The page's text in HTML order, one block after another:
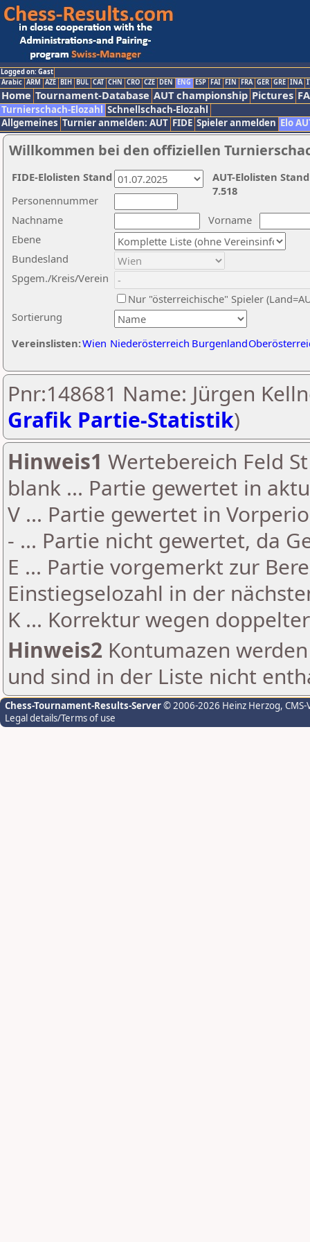
Logged on: Gast
Arabic ARM AZE BIH BUL CAT CHN CRO CZE DEN ENG ESP FAI FIN FRA GER GRE INA
Home Tournament-Database AUT championship Pictures
Turnierschach-Elozahl Schnellschach-Elozahl
Allgemeines Turnier anmelden: AUT FIDE Spieler anmelden Elo
Willkommen bei den offiziellen
Nachname
Vorname
Ebene
Sortierung
Personennummer
Bundesland
Spgem./Kreis/Verein
Nur "österreichische" Spieler
Vereinslisten:Wien Niederösterreich Burgenland
AUT-Elolisten
7.518
FIDE-Elolisten Stand
Pnr:148681 Name: Jürgen
Grafik Partie-Statistik)
Hinweis1 Wertebereich Feld
blank ... Partie gewertet in
V ... Partie gewertet in
- ... Partie nicht gewertet, da
E ... Partie vorgemerkt zur
Einstiegselozahl in der
K ... Korrektur wegen
Hinweis2 Kontumazen
und sind in der Liste nicht
Chess-Tournament-Results-Server© 2006-2026 Heinz Herzog,
Legal details/Terms of use